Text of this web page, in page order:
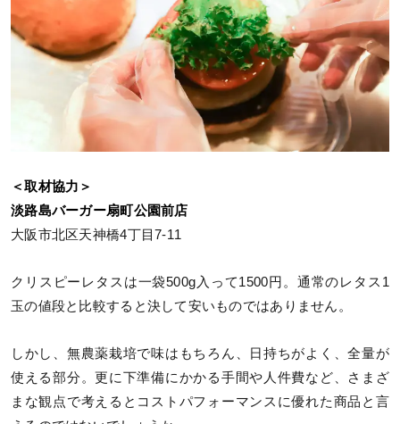
＜取材協力＞
淡路島バーガー扇町公園前店
大阪市北区天神橋4丁目7-11
クリスピーレタスは一袋500g入って1500円。通常のレタス1
玉の値段と比較すると決して安いものではありません。
しかし、無農薬栽培で味はもちろん、日持ちがよく、全量が
使える部分。更に下準備にかかる手間や人件費など、さまざ
まな観点で考えるとコストパフォーマンスに優れた商品と言